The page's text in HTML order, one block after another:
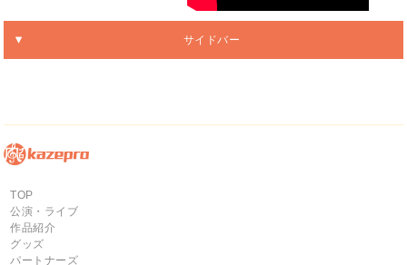
サイドバー
TOP
公演・ライブ
作品紹介
グッズ
パートナーズ